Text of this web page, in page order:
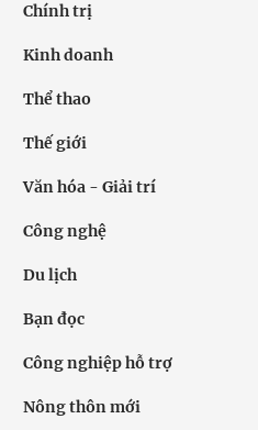
Chính trị
Kinh doanh
Thể thao
Thế giới
Văn hóa - Giải trí
Công nghệ
Du lịch
Bạn đọc
Công nghiệp hỗ trợ
Nông thôn mới